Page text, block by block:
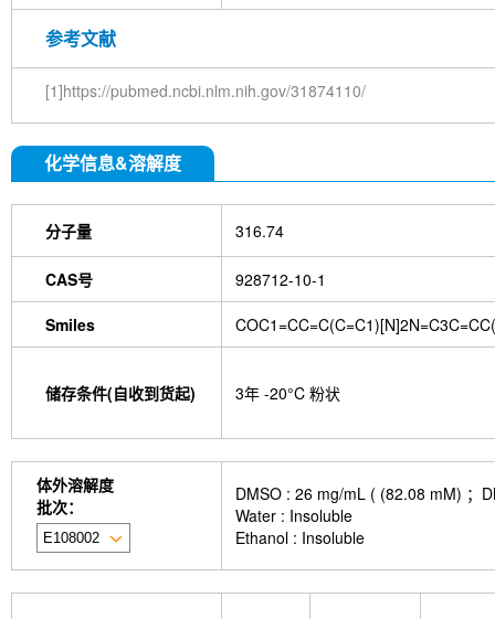
参考文献
[1]https://pubmed.ncbi.nlm.nih.gov/31874110/
化学信息&溶解度
分子量 316.74
CAS号 928712-10-1
Smiles
储存条件(自收到货起) 3年 -20°C 粉状
体外溶解度
批次：
DMSO : 26 mg/mL ( (82.08 mM) ；
Water : Insoluble
Ethanol : Insoluble